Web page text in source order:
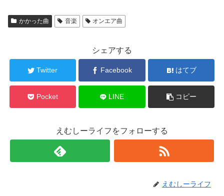
かかった曲 音楽 オンエア曲
シェアする
Twitter Facebook はてブ
Pocket LINE コピー
えむしーライフをフォローする
えむしーライフ